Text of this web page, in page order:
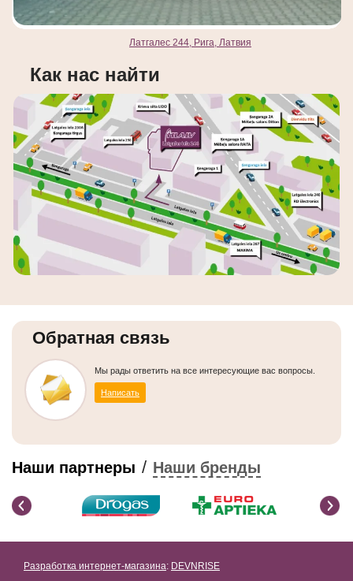
Латгалес 244, Рига, Латвия
Как нас найти
Наши партнеры / Наши бренды
Обратная связь
Мы рады ответить на все интересующие вас вопросы.
Написать
Разработка интернет-магазина: DEVNRISE